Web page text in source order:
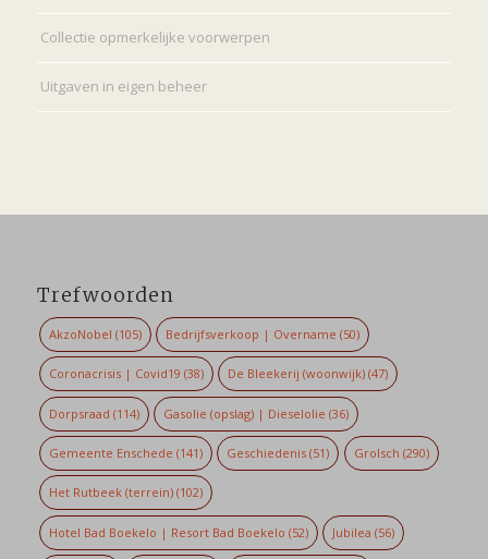
Collectie opmerkelijke voorwerpen
Uitgaven in eigen beheer
Trefwoorden
AkzoNobel (105) Bedrijfsverkoop | Overname (50)
Coronacrisis | Covid19 (38) De Bleekerij (woonwijk) (47)
Dorpsraad (114) Gasolie (opslag) | Dieselolie (36)
Gemeente Enschede (141) Geschiedenis (51) Grolsch (290)
Het Rutbeek (terrein)(102)
Hotel Bad Boekelo | Resort Bad Boekelo (52) Jubilea (56)